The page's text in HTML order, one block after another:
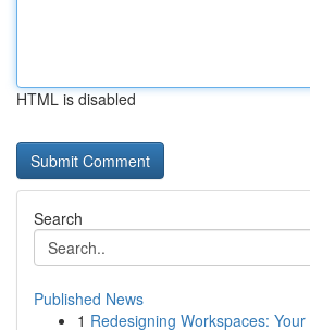
HTML is disabled
Search
Published News
1 Redesigning Workspaces: